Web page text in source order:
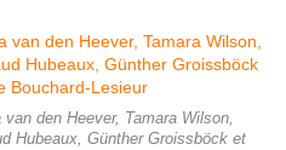
den Heever, Tamara Wilson,
Hubeaux, Günther Groissböck et